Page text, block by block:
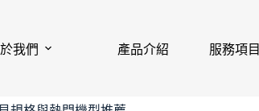
我們 產品介紹 服務項目